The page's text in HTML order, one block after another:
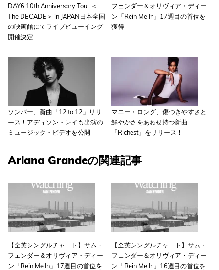
DAY6 10th Anniversary Tour ＜
The DECADE＞ in JAPAN日本全国
の映画館にてライブビューイング
開催決定
フェンダー＆オリヴィア・ディー
ン「Rein Me In」17週目の首位を
獲得
ソンバー、新曲「12 to 12」リリ
ース！アディソン・レイも出演の
ミュージック・ビデオを公開
マニー・ロング、傷つきやすさと
鮮やかさをあわせ持つ新曲
「Richest」をリリース！
Ariana Grandeの関連記事
【全英シングルチャート】サム・
フェンダー＆オリヴィア・ディー
ン「Rein Me In」17週目の首位を
【全英シングルチャート】サム・
フェンダー＆オリヴィア・ディー
ン「Rein Me In」16週目の首位を